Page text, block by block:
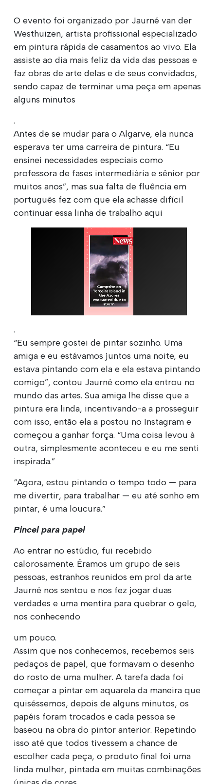
O evento foi organizado por Jaurné van der
Westhuizen, artista profissional especializado
em pintura rápida de casamentos ao vivo. Ela
assiste ao dia mais feliz da vida das pessoas e
faz obras de arte delas e de seus convidados,
sendo capaz de terminar uma peça em apenas
alguns minutos
.
Antes de se mudar para o Algarve, ela nunca
esperava ter uma carreira de pintura. “Eu
ensinei necessidades especiais como
professora de fases intermediária e sênior por
muitos anos”, mas sua falta de fluência em
português fez com que ela achasse difícil
continuar essa linha de trabalho aqui
.
“Eu sempre gostei de pintar sozinho. Uma
amiga e eu estávamos juntos uma noite, eu
estava pintando com ela e ela estava pintando
comigo”, contou Jaurné como ela entrou no
mundo das artes. Sua amiga lhe disse que a
pintura era linda, incentivando-a a prosseguir
com isso, então ela a postou no Instagram e
começou a ganhar força. “Uma coisa levou à
outra, simplesmente aconteceu e eu me senti
inspirada.”
“Agora, estou pintando o tempo todo — para
me divertir, para trabalhar — eu até sonho em
pintar, é uma loucura.”
Pincel para papel
Ao entrar no estúdio, fui recebido
calorosamente. Éramos um grupo de seis
pessoas, estranhos reunidos em prol da arte.
Jaurné nos sentou e nos fez jogar duas
verdades e uma mentira para quebrar o gelo,
nos conhecendo
um pouco.
Assim que nos conhecemos, recebemos seis
pedaços de papel, que formavam o desenho
do rosto de uma mulher. A tarefa dada foi
começar a pintar em aquarela da maneira que
quiséssemos, depois de alguns minutos, os
papéis foram trocados e cada pessoa se
baseou na obra do pintor anterior. Repetindo
isso até que todos tivessem a chance de
escolher cada peça, o produto final foi uma
linda mulher, pintada em muitas combinações